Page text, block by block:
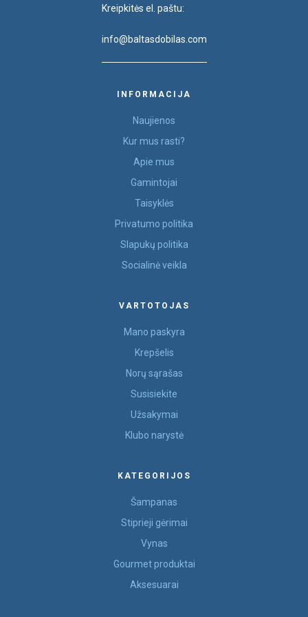
Kreipkitės el. paštu:
info@baltasdobilas.com
INFORMACIJA
Naujienos
Kur mus rasti?
Apie mus
Gamintojai
Taisyklės
Privatumo politika
Slapukų politika
Socialinė veikla
VARTOTOJAS
Mano paskyra
Krepšelis
Norų sąrašas
Susisiekite
Užsakymai
Klubo narystė
KATEGORIJOS
Šampanas
Stiprieji gėrimai
Vynas
Gourmet produktai
Aksesuarai